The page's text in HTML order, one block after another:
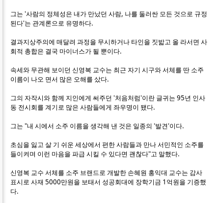
그는 '사람의 정체성은 내가 만났던 사람, 나를 둘러싼 모든 것으로 규정
된다'는 관계론으로 유명하다.
결과지상주의에 매달려 과정을 무시하거나 타인을 짓밟고 올 라서면 사
회적 총합은 결국 마이너스가 될 뿐이다.
속세와 무관해 보이던 신영복 교수는 최근 자기 시구와 서체를 딴 소주
이름이 나오 면서 많은 오해를 샀다.
그의 자작시와 함께 지인에게 써주던 '처음처럼'이란 글귀는 95년 인사
동 전시회를 계기로 많은 사람들에게 좌우명이 됐다.
그는 "내 시에서 소주 이름을 생각해 낸 것은 일종의 '발견'이다.
초심을 잃고 살 기 쉬운 세상에서 편한 사람들과 만나 서민적인 소주를
들이켜며 이런 마음을 파급 시킬 수 있다면 괜찮다"고 말했다.
신영복 교수 서체를 소주 브랜드로 개발한 손혜원 홍익대 교수는 감사
표시로 사재 5000만원을 보태서 성공회대에 장학기금 1억원을 기증했
다.